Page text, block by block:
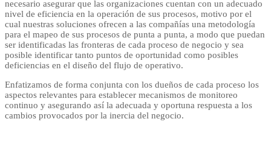
necesario asegurar que las organizaciones cuentan con un adecuado
nivel de eficiencia en la operación de sus procesos, motivo por el
cual nuestras soluciones ofrecen a las compañías una metodología
para el mapeo de sus procesos de punta a punta, a modo que puedan
ser identificadas las fronteras de cada proceso de negocio y sea
posible identificar tanto puntos de oportunidad como posibles
deficiencias en el diseño del flujo de operativo.
Enfatizamos de forma conjunta con los dueños de cada proceso los
aspectos relevantes para establecer mecanismos de monitoreo
continuo y asegurando así la adecuada y oportuna respuesta a los
cambios provocados por la inercia del negocio.